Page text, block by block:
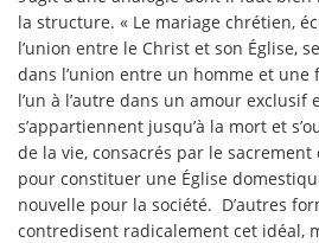
la structure. « Le mariage chrétien,
l’union entre le Christ et son Église,
dans l’union entre un homme et
l’un à l’autre dans un amour
s’appartiennent jusqu’à la mort et
de la vie, consacrés par le
pour constituer une Église
nouvelle pour la société. D’autres
contredisent radicalement cet idéal,